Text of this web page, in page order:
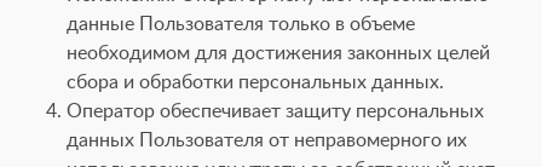
данные Пользователя только в объеме
необходимом для достижения законных целей
сбора и обработки персональных данных.
Оператор обеспечивает защиту персональных
данных Пользователя от неправомерного их